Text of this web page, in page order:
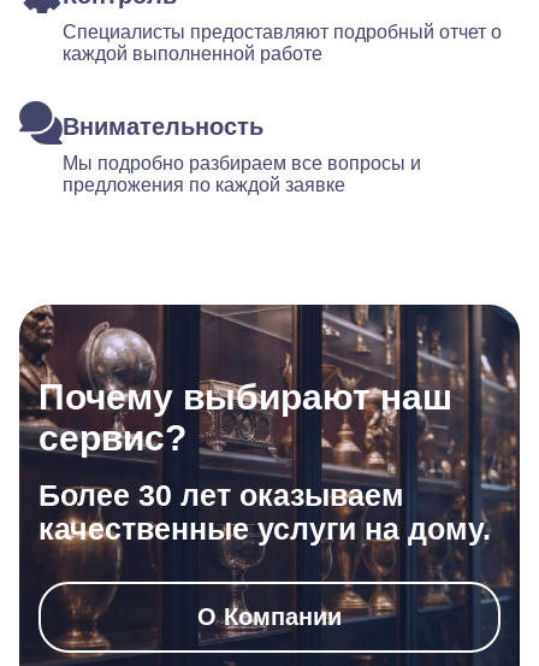
Специалисты предоставляют подробный отчет о
каждой выполненной работе
Внимательность
Мы подробно разбираем все вопросы и
предложения по каждой заявке
Почему выбирают наш
сервис?
Более 30 лет оказываем
качественные услуги на дому.
О Компании